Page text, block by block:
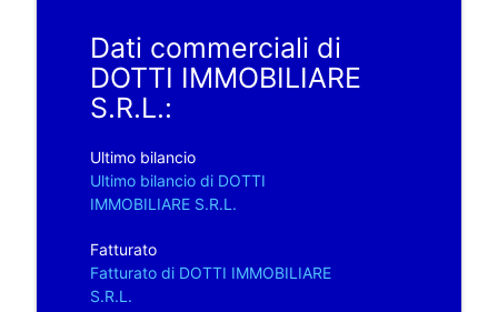
Dati commerciali di
DOTTI IMMOBILIARE
S.R.L.:
Ultimo bilancio
Ultimo bilancio di DOTTI
IMMOBILIARE S.R.L.
Fatturato
Fatturato di DOTTI IMMOBILIARE
S.R.L.